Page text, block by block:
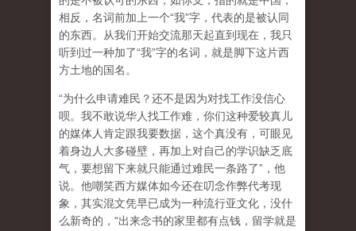
相反，名词前加上一个“我”字，代表的是被认同
的东西。从我们开始交流那天起直到现在，我只
听到过一种加了“我”字的名词，就是脚下这片西
方土地的国名。
“为什么申请难民？还不是因为对找工作没信心
呗。我不敢说华人找工作难，你们这种爱较真儿
的媒体人肯定跟我要数据，这个真没有，可眼见
着身边人大多碰壁，再加上对自己的学识缺乏底
气，要想留下来就只能通过难民一条路了”，他
说。他嘲笑西方媒体如今还在叨念作弊代考现
象，其实混文凭早已成为一种流行亚文化，没什
么新奇的，“出来念书的家里都有点钱，留学就是